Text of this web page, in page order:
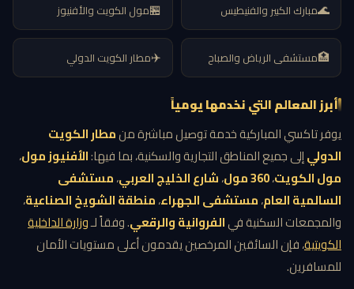
🌊مبارك الكبير والفنيطيس 🏪مول الكويت والأفنيوز
🏥مستشفى الرياض والصباح ✈️مطار الكويت الدولي
أبرز المعالم التي نخدمها يومياً
يوفر تاكسي المباركية خدمة توصيل مباشرة منمطار الكويت
الدوليإلى جميع المناطق التجارية والسكنية، بما فيها:الأفنيوز مول،
مول الكويت،360 مول ،شارع الخليج العربي،مستشفى
السالمية العام،مستشفى الجهراء،منطقة الشويخ الصناعية،
والمجمعات السكنية فيالفروانية والرقعي. وفقاً لـوزارة الداخلية
الكويتية، فإن السائقين المرخصين يقدمون أعلى مستويات الأمان
للمسافرين.